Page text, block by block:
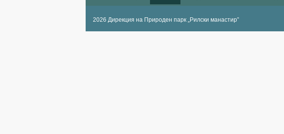
2026 Дирекция на Природен парк „Рилски манастир”